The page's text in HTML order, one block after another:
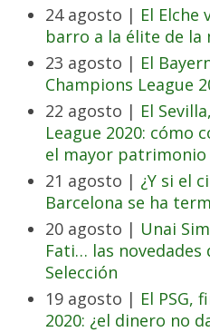
24 agosto | El Elche
barro a la élite de la
23 agosto | El
Champions League
22 agosto | El
League 2020: cómo
el mayor patrimonio
21 agosto | ¿Y si el
Barcelona se ha
20 agosto | Unai
Fati… las novedades
Selección
19 agosto | El PSG,
2020: ¿el dinero no